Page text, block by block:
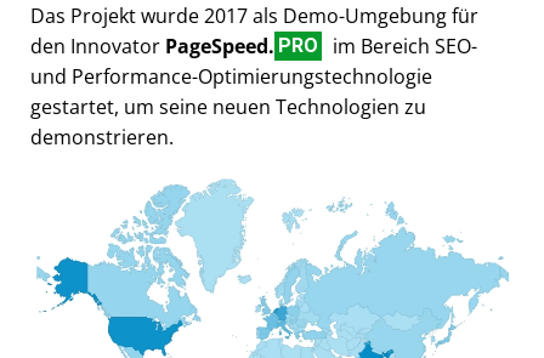
Das Projekt wurde 2017 als Demo-Umgebung für
den Innovator PageSpeed. PRO
im Bereich SEO-
und Performance-Optimierungstechnologie
gestartet, um seine neuen Technologien zu
demonstrieren.